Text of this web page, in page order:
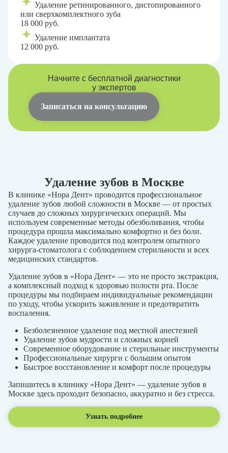
Удаление ретинированного, дистопированного
или сверхкомплектного зуба
18 000 руб.
Удаление имплантата
12 000 руб.
Начните с бесплатной диагностики
у экспертов
Записаться на консультацию
Удаление зубов в Москве
В клинике «Нора Дент» проводится профессиональное
удаление зубов любой сложности в Москве — от простых
случаев до сложных хирургических операций. Мы
используем современные методы обезболивания, чтобы
процедура прошла максимально комфортно и без боли.
Каждое удаление проводится под контролем опытного
хирурга-стоматолога с соблюдением стерильности и всех
медицинских стандартов.
Удаление зубов в «Нора Дент» — это не просто экстракция,
а комплексный подход к здоровью полости рта. После
процедуры мы подбираем индивидуальные рекомендации
по уходу, чтобы ускорить заживление и предотвратить
воспаления.
Безболезненное удаление под местной анестезией
Удаление зубов мудрости и сложных корней
Современное оборудование и стерильные инструменты
Профессиональные хирурги с большим опытом
Быстрое восстановление и комфорт после процедуры
Запишитесь в клинику «Нора Дент» — удаление зубов в
Москве здесь проходит безопасно, аккуратно и без стресса.
Узнать подробнее